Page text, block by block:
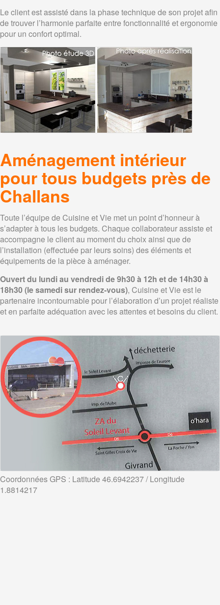
Le client est assisté dans la phase technique de son projet afin
de trouver l’harmonie parfaite entre fonctionnalité et ergonomie
pour un confort optimal.
Aménagement intérieur
pour tous budgets près de
Challans
Toute l’équipe de Cuisine et Vie met un point d’honneur à
s’adapter à tous les budgets. Chaque collaborateur assiste et
accompagne le client au moment du choix ainsi que de
l’installation (effectuée par leurs soins) des éléments et
équipements de la pièce à aménager.
Ouvert du lundi au vendredi de 9h30 à 12h et de 14h30 à
18h30 (le samedi sur rendez-vous), Cuisine et Vie est le
partenaire incontournable pour l’élaboration d’un projet réaliste
et en parfaite adéquation avec les attentes et besoins du client.
Coordonnées GPS : Latitude 46.6942237 / Longitude
1.8814217